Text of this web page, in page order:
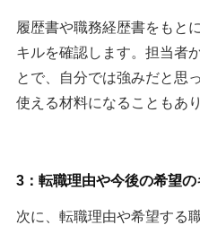
履歴書や職務経歴書をもと
キルを確認します。担当者
とで、自分では強みだと思
使える材料になることもあり
3：転職理由や今後の希望
次に、転職理由や希望する